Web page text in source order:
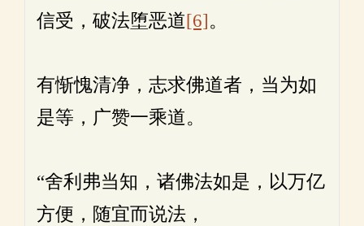
信受，破法堕恶道[6]。
有惭愧清净，志求佛道者，当为如
是等，广赞一乘道。
“舍利弗当知，诸佛法如是，以万亿
方便，随宜而说法，